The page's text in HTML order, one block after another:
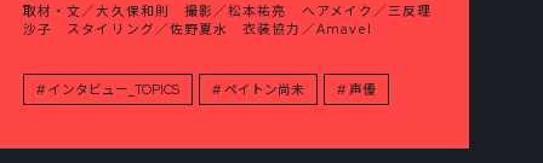
取材・文／大久保和則 撮影／松本祐亮 ヘアメイク／三反理
沙子 スタイリング／佐野夏水 衣装協力／Amavel
インタビュー_TOPICS ペイトン尚未 声優